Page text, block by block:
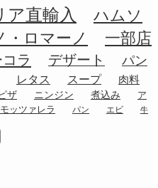
ア直輸入
ハムソ
・ロマーノ
一部店
ラ デザート
パン
レタス スープ
肉料
ザ ニンジン 煮込み
ア
ッツァレラ パン エビ
牛